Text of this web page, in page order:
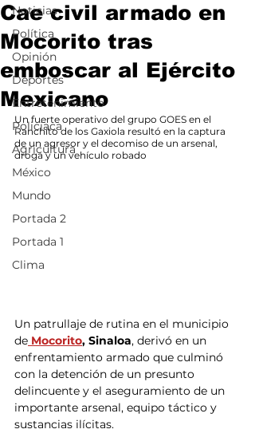
Noticias
Política
Opinión
Deportes
Entretenimiento
Policiaca
Agricultura
México
Mundo
Portada 2
Portada 1
Clima
Cae civil armado en
Mocorito tras
emboscar al Ejército
Mexicano
Un fuerte operativo del grupo GOES en el
Ranchito de los Gaxiola resultó en la captura
de un agresor y el decomiso de un arsenal,
droga y un vehículo robado
Un patrullaje de rutina en el municipio
de Mocorito, Sinaloa, derivó en un
enfrentamiento armado que culminó
con la detención de un presunto
delincuente y el aseguramiento de un
importante arsenal, equipo táctico y
sustancias ilícitas.